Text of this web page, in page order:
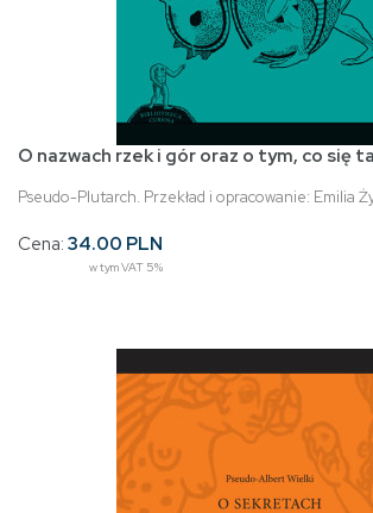
O nazwach rzek i gór oraz o tym, co się
Pseudo-Plutarch. Przekład i opracowanie: Emilia
Cena: 34.00 PLN
w tym VAT 5%